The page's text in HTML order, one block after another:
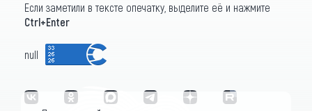
Если заметили в тексте опечатку, выделите её и нажмите
Ctrl+Enter
null